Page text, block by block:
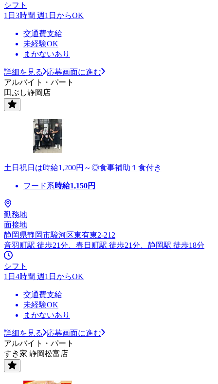
シフト
1日3時間 週1日からOK
交通費支給
未経験OK
まかないあり
詳細を見る
応募画面に進む
アルバイト・パート
田ぶし静岡店
土日祝日は時給1,200円～◎食事補助１食付き
フード系時給1,150円
勤務地
面接地
静岡県静岡市駿河区東有東2-212
音羽町駅 徒歩21分、春日町駅 徒歩21分、静岡駅 徒歩18分
シフト
1日4時間 週1日からOK
交通費支給
未経験OK
まかないあり
詳細を見る
応募画面に進む
アルバイト・パート
すき家 静岡松富店